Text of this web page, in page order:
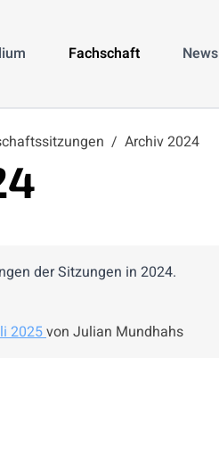
Fachschaft News
/ Archiv 2024
der Sitzungen in 2024.
2025von Julian Mundhahs